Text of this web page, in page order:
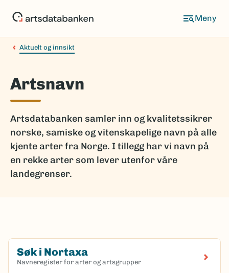
Aktuelt og innsikt
Artsnavn
Artsdatabanken samler inn og kvalitetssikrer
norske, samiske og vitenskapelige navn på alle
kjente arter fra Norge. I tillegg har vi navn på
en rekke arter som lever utenfor våre
landegrenser.
Søk i Nortaxa
Navneregister for arter og artsgrupper